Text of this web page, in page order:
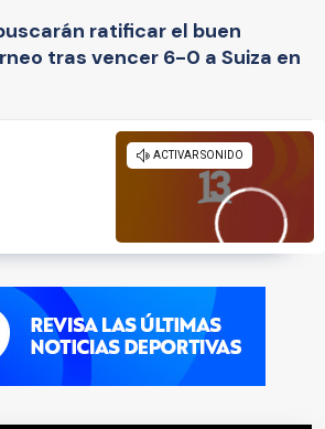
ratificar el buen
tras vencer 6-0 a Suiza en